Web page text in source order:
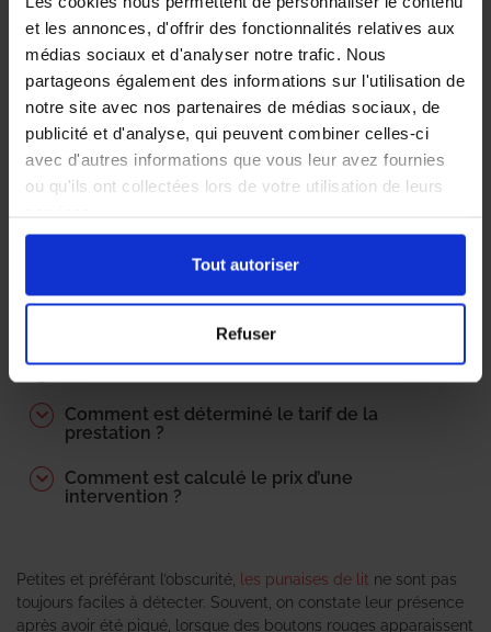
et les annonces, d'offrir des fonctionnalités relatives aux
médias sociaux et d'analyser notre trafic. Nous
partageons également des informations sur l'utilisation de
notre site avec nos partenaires de médias sociaux, de
publicité et d'analyse, qui peuvent combiner celles-ci
avec d'autres informations que vous leur avez fournies
ou qu'ils ont collectées lors de votre utilisation de leurs
Tout autoriser
Refuser
Comment détecter la punaise de lit ?
Comment se déroule une intervention type
?
Quels sont les précautions à prendre pour
prévenir une infestation ?
Quels sont les délais d’intervention ?
Qui paie les frais de désinsectisation ?
Locataire? propriétaire ?
Doit-on préparer l’intervention ?
Quelle est la performance du traitement ?
Comment est déterminé le tarif de la
prestation ?
Comment est calculé le prix d’une
intervention ?
Petites et préférant l’obscurité, les punaises de lit ne sont pas
toujours faciles à détecter. Souvent, on constate leur présence
après avoir été piqué, lorsque des boutons rouges apparaissent